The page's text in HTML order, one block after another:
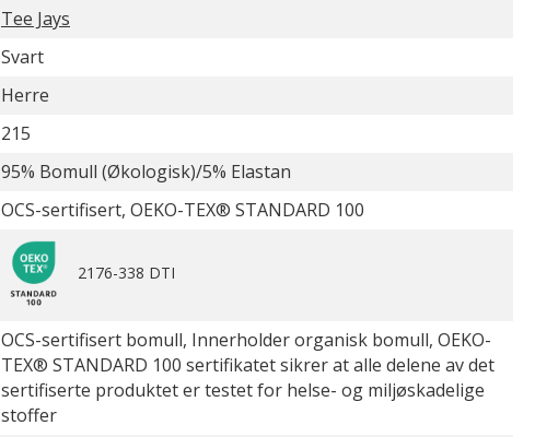
Tee Jays
Svart
Herre
215
95% Bomull (Økologisk)/5% Elastan
OCS-sertifisert, OEKO-TEX® STANDARD 100
2176-338 DTI
OCS-sertifisert bomull, Innerholder organisk bomull, OEKO-
TEX® STANDARD 100 sertifikatet sikrer at alle delene av det
sertifiserte produktet er testet for helse- og miljøskadelige
stoffer